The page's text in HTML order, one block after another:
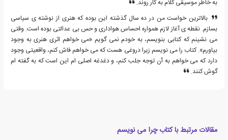
به خاطر موسیقی کلام به کار روند.
بالاترین خواست من در ده سال گذشته این بوده که هنری از نوشته ی سیاسی
بسازم. نقطه ی آغاز لازم همواره احساس هواداری و حس بی عدالتی بوده است. وقتی
می نشینم که کتابی بنویسم، به خودم نمی گویم «می خواهم اثری هنری به وجود
بیاورم». کتاب را می نویسم زیرا دروغی هست که می خواهم فاش کنم، واقعیتی وجود
دارد که می خواهم به آن توجه جلب کنم، و دغدغه اصلی ام این است که به گفته ام
گوش کنند.
مقالات مرتبط با کتاب چرا می نویسم